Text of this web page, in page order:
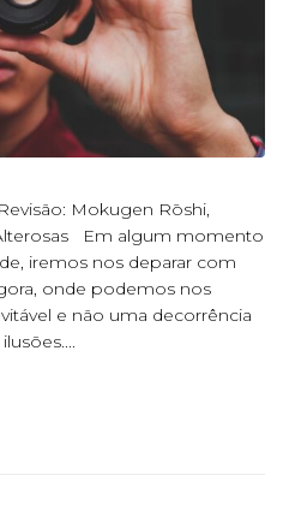
Mokugen Rōshi,
Em algum momento
iremos nos deparar com
onde podemos nos
e não uma decorrência